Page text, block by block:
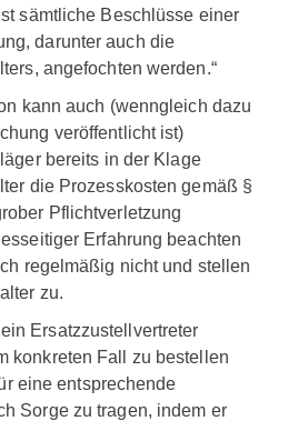
sämtliche Beschlüsse einer
darunter auch die
angefochten werden.“
kann auch (wenngleich dazu
veröffentlicht ist)
bereits in der Klage
die Prozesskosten gemäß §
Pflichtverletzung
Erfahrung beachten
regelmäßig nicht und stellen
zu.
Ersatzzustellvertreter
konkreten Fall zu bestellen
eine entsprechende
Sorge zu tragen, indem er